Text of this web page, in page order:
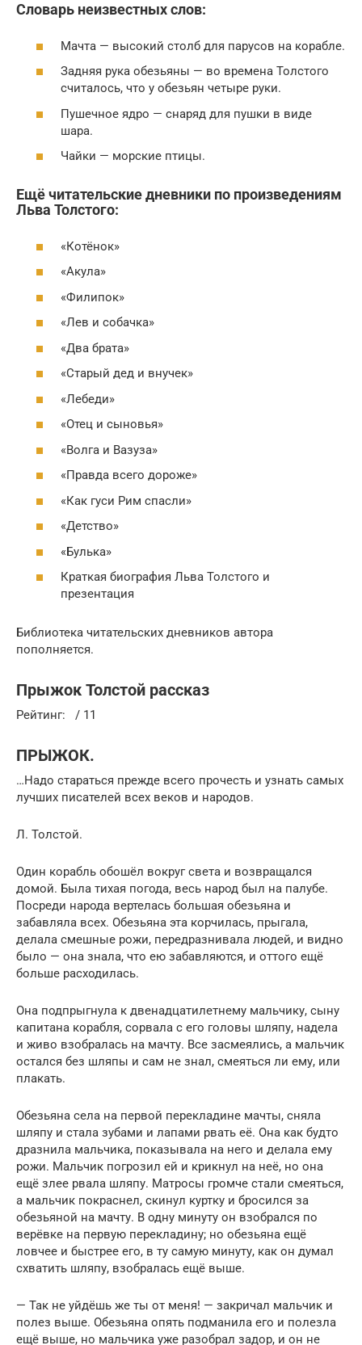
Словарь неизвестных слов:
Мачта — высокий столб для парусов на корабле.
Задняя рука обезьяны — во времена Толстого
считалось, что у обезьян четыре руки.
Пушечное ядро — снаряд для пушки в виде
шара.
Чайки — морские птицы.
Ещё читательские дневники по произведениям
Льва Толстого:
«Котёнок»
«Акула»
«Филипок»
«Лев и собачка»
«Два брата»
«Старый дед и внучек»
«Лебеди»
«Отец и сыновья»
«Волга и Вазуза»
«Правда всего дороже»
«Как гуси Рим спасли»
«Детство»
«Булька»
Краткая биография Льва Толстого и
презентация
Библиотека читательских дневников автора
пополняется.
Прыжок Толстой рассказ
Рейтинг: / 11
ПРЫЖОК.
…Надо стараться прежде всего прочесть и узнать самых
лучших писателей всех веков и народов.
Л. Толстой.
Один корабль обошёл вокруг света и возвращался
домой. Была тихая погода, весь народ был на палубе.
Посреди народа вертелась большая обезьяна и
забавляла всех. Обезьяна эта корчилась, прыгала,
делала смешные рожи, передразнивала людей, и видно
было — она знала, что ею забавляются, и оттого ещё
больше расходилась.
Она подпрыгнула к двенадцатилетнему мальчику, сыну
капитана корабля, сорвала с его головы шляпу, надела
и живо взобралась на мачту. Все засмеялись, а мальчик
остался без шляпы и сам не знал, смеяться ли ему, или
плакать.
Обезьяна села на первой перекладине мачты, сняла
шляпу и стала зубами и лапами рвать её. Она как будто
дразнила мальчика, показывала на него и делала ему
рожи. Мальчик погрозил ей и крикнул на неё, но она
ещё злее рвала шляпу. Матросы громче стали смеяться,
а мальчик покраснел, скинул куртку и бросился за
обезьяной на мачту. В одну минуту он взобрался по
верёвке на первую перекладину; но обезьяна ещё
ловчее и быстрее его, в ту самую минуту, как он думал
схватить шляпу, взобралась ещё выше.
— Так не уйдёшь же ты от меня! — закричал мальчик и
полез выше. Обезьяна опять подманила его и полезла
ещё выше, но мальчика уже разобрал задор, и он не